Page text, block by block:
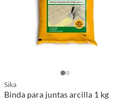
Sika
Binda para juntas arcilla 1 kg